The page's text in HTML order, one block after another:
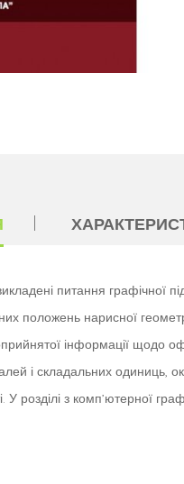
питання графічної
положень нарисної
інформації
і складальних
розділі з комп’ютерної